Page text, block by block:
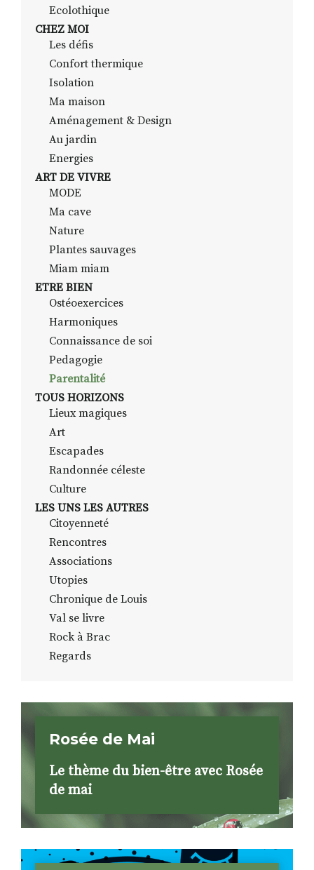
Ecolothique
CHEZ MOI
Les défis
Confort thermique
Isolation
Ma maison
Aménagement & Design
Au jardin
Energies
ART DE VIVRE
MODE
Ma cave
Nature
Plantes sauvages
Miam miam
ETRE BIEN
Ostéoexercices
Harmoniques
Connaissance de soi
Pedagogie
Parentalité
TOUS HORIZONS
Lieux magiques
Art
Escapades
Randonnée céleste
Culture
LES UNS LES AUTRES
Citoyenneté
Rencontres
Associations
Utopies
Chronique de Louis
Val se livre
Rock à Brac
Regards
Rosée de Mai
Le thème du bien-être avec Rosée
de mai